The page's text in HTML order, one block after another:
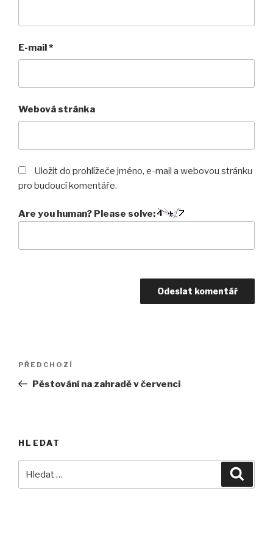
E-mail*
Webová stránka
Uložit do prohlížeče jméno, e-mail a webovou stránku
pro budoucí komentáře.
Are you human? Please solve:
Navigace
příspěvek
Předchozí
příspěvek
PŘEDCHOZÍ
Pěstování na zahradě v červenci
HLEDAT